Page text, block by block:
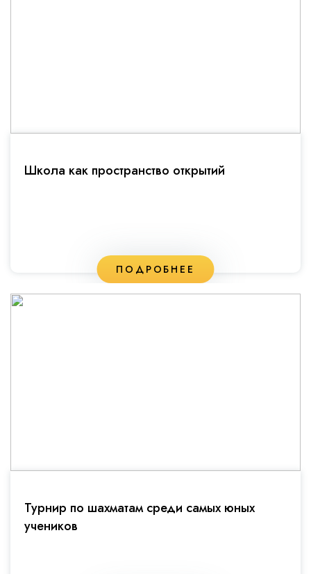
Школа как пространство открытий
ПОДРОБНЕЕ
Турнир по шахматам среди самых юных
учеников